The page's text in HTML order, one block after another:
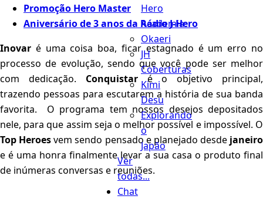
Hero
Academia
Okaeri
JH
Coberturas
Kimi
Desu
Explorando
o
Japão
Ver
todas...
Chat
Promoção Hero Master
Aniversário de 3 anos da Rádio J-Hero
Inovar é uma coisa boa, ficar estagnado é um erro no
processo de evolução, sendo que você pode ser melhor
com dedicação. Conquistaré o objetivo principal,
trazendo pessoas para escutarem a história de sua banda
favorita. O programa tem nossos desejos depositados
nele, para que assim seja o melhor possível e impossível. O
Top Heroesvem sendo pensado e planejado desde janeiro
e é uma honra finalmente levar a sua casa o produto final
de inúmeras conversas e reuniões.